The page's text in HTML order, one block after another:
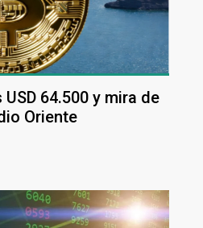
64.500 y mira de
Oriente